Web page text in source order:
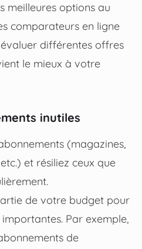
meilleures options au
comparateurs en ligne
différentes offres
le mieux à votre
inutiles
(magazines,
et résiliez ceux que
de votre budget pour
Par exemple,
de